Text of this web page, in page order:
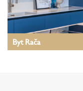
Byt Rača